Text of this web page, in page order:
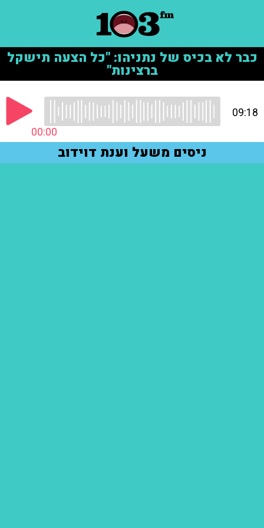
כבר לא בכיס של נתניהו: "כל הצעה תישקל
ברצינות"
00:00
09:18
ניסים משעל וענת דוידוב